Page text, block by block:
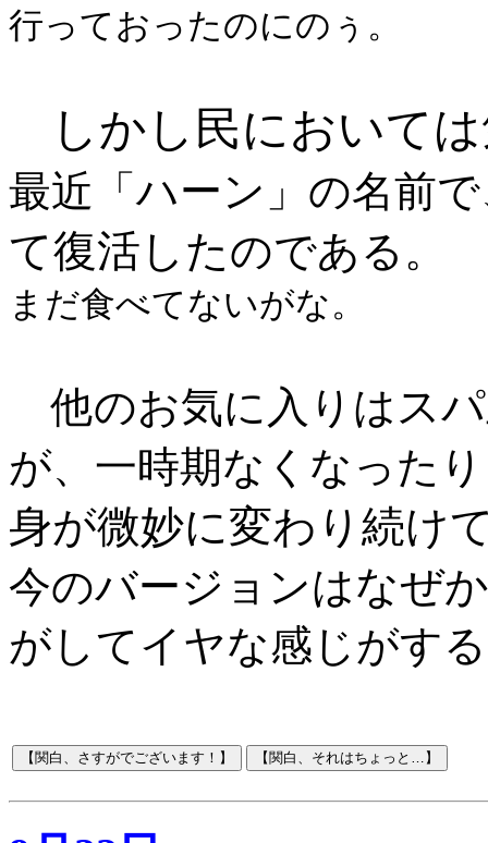
行っておったのにのぅ。
しかし民において
最近「ハーン」の名前
て復活したのである。
まだ食べてないがな。
他のお気に入りはス
が、一時期なくなった
身が微妙に変わり続け
今のバージョンはなぜ
がしてイヤな感じがす